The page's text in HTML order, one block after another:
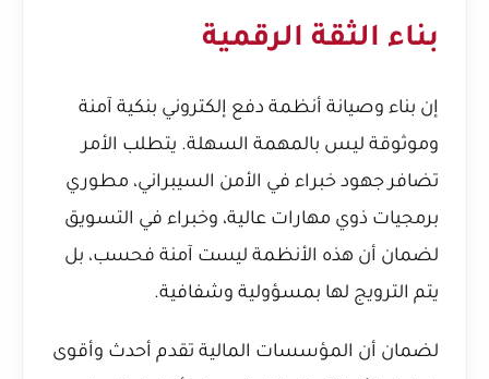
بناء الثقة الرقمية
إن بناء وصيانة أنظمة دفع إلكتروني بنكية آمنة
وموثوقة ليس بالمهمة السهلة. يتطلب الأمر
تضافر جهود خبراء في الأمن السيبراني، مطوري
برمجيات ذوي مهارات عالية، وخبراء في التسويق
لضمان أن هذه الأنظمة ليست آمنة فحسب، بل
يتم الترويج لها بمسؤولية وشفافية.
لضمان أن المؤسسات المالية تقدم أحدث وأقوى